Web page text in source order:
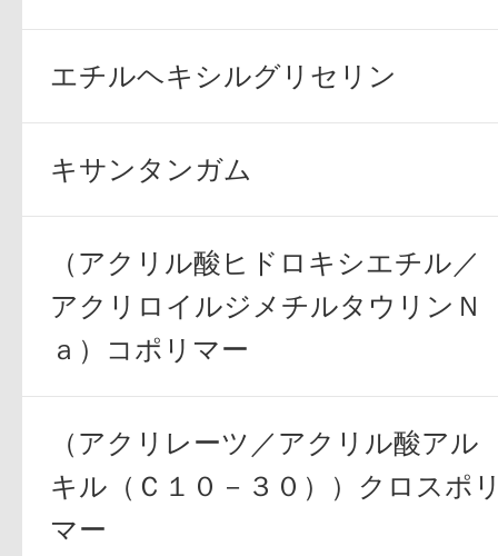
エチルヘキシルグリセリン
キサンタンガム
（アクリル酸ヒドロキシエチル／
アクリロイルジメチルタウリンＮ
ａ）コポリマー
（アクリレーツ／アクリル酸アル
キル（Ｃ１０－３０））クロスポ
マー